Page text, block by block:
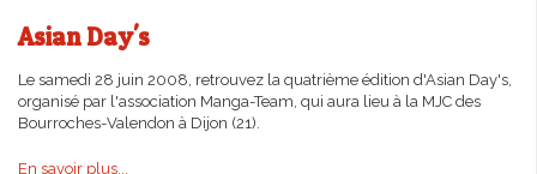
Asian Day's
Le samedi 28 juin 2008, retrouvez la quatrième édition d'Asian Day's,
organisé par l'association Manga-Team, qui aura lieu à la MJC des
Bourroches-Valendon à Dijon (21).
En savoir plus...